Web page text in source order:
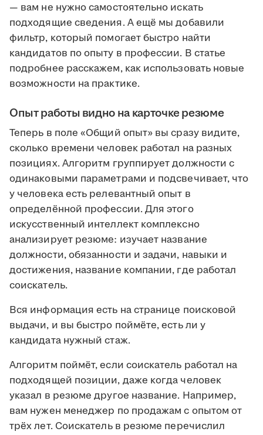
— вам не нужно самостоятельно искать
подходящие сведения. А ещё мы добавили
фильтр, который помогает быстро найти
кандидатов по опыту в профессии. В статье
подробнее расскажем, как использовать новые
возможности на практике.
Опыт работы видно на карточке резюме
Теперь в поле «Общий опыт» вы сразу видите,
сколько времени человек работал на разных
позициях. Алгоритм группирует должности с
одинаковыми параметрами и подсвечивает, что
у человека есть релевантный опыт в
определённой профессии. Для этого
искусственный интеллект комплексно
анализирует резюме: изучает название
должности, обязанности и задачи, навыки и
достижения, название компании, где работал
соискатель.
Вся информация есть на странице поисковой
выдачи, и вы быстро поймёте, есть ли у
кандидата нужный стаж.
Алгоритм поймёт, если соискатель работал на
подходящей позиции, даже когда человек
указал в резюме другое название. Например,
вам нужен менеджер по продажам с опытом от
трёх лет. Соискатель в резюме перечислил